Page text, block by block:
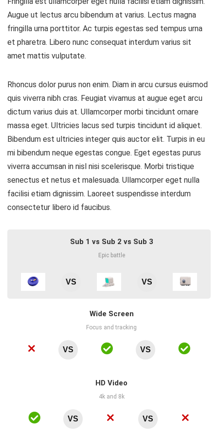
Augue ut lectus arcu bibendum at varius. Lectus magna
fringilla urna porttitor. Ac turpis egestas sed tempus urna
et pharetra. Libero nunc consequat interdum varius sit
amet mattis vulputate.
Rhoncus dolor purus non enim. Diam in arcu cursus euismod
quis viverra nibh cras. Feugiat vivamus at augue eget arcu
dictum varius duis at. Ullamcorper morbi tincidunt ornare
massa eget. Ultricies lacus sed turpis tincidunt id aliquet.
Bibendum est ultricies integer quis auctor elit. Turpis in eu
mi bibendum neque egestas congue. Eget egestas purus
viverra accumsan in nisl nisi scelerisque. Morbi tristique
senectus et netus et malesuada. Ullamcorper eget nulla
facilisi etiam dignissim. Laoreet suspendisse interdum
consectetur libero id faucibus.
Sub 1 vs Sub 2 vs Sub 3
Epic battle
VS VS
Wide Screen
Focus and tracking
VS VS
HD Video
4k and 8k
VS VS